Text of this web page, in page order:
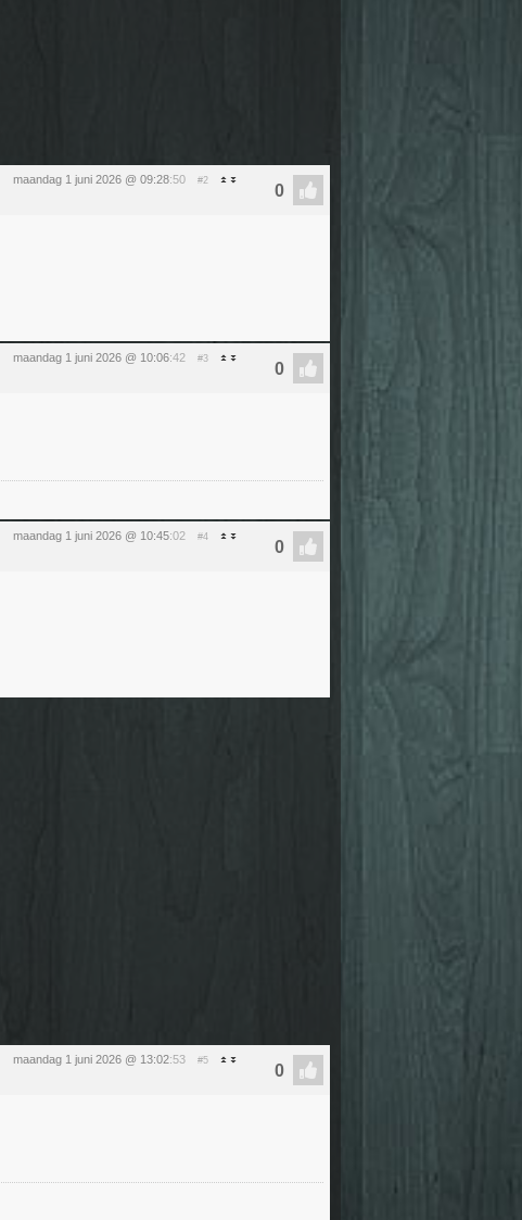
maandag 1 juni 2026 @ 09:28:50 #2
maandag 1 juni 2026 @ 10:06:42 #3
maandag 1 juni 2026 @ 10:45:02 #4
maandag 1 juni 2026 @ 13:02:53 #5